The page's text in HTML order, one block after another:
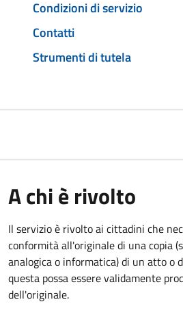
Condizioni di servizio
Contatti
Strumenti di tutela
A chi è rivolto
Il servizio è rivolto ai cittadini che
conformità all'originale di una copia
analogica o informatica) di un atto o
questa possa essere validamente
dell'originale.